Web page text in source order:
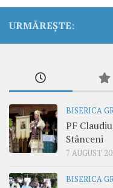
URMĂREȘTE:
BISERICA
PF
Stânceni
7 AUGUST
BISERICA